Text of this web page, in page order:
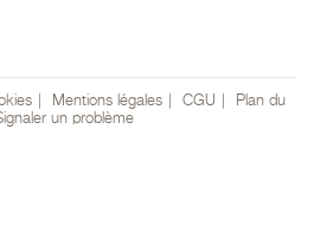
Mentions légales CGU
Plan du
un problème